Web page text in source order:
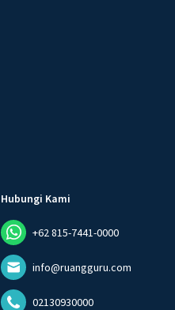
Hubungi Kami
+62 815-7441-0000
info@ruangguru.com
02130930000